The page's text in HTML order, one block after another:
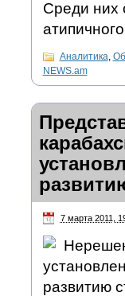
Среди них
Аналитика,
NEWS.am
7 марта 2011,
развитию